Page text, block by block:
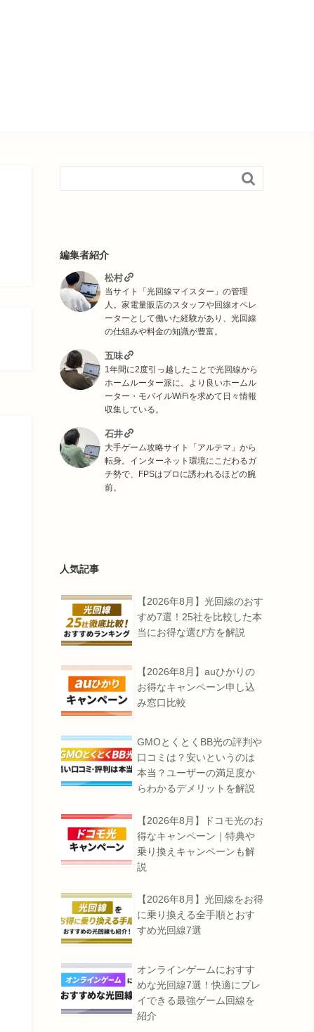

編集者紹介
松村
当サイト「光回線マイスター」の管理
人。家電量販店のスタッフや回線オペレ
ーターとして働いた経験があり、光回線
の仕組みや料金の知識が豊富。
五味
1年間に2度引っ越したことで光回線から
ホームルーター派に。より良いホームル
ーター・モバイルWiFiを求めて日々情報
収集している。
石井
大手ゲーム攻略サイト「アルテマ」から
転身。インターネット環境にこだわるガ
チ勢で、FPSはプロに誘われるほどの腕
前。
人気記事
【2026年8月】光回線のおす
すめ7選！25社を比較した本
当にお得な選び方を解説
【2026年8月】auひかりの
お得なキャンペーン申し込
み窓口比較
GMOとくとくBB光の評判や
口コミは？安いというのは
本当？ユーザーの満足度か
らわかるデメリットを解説
【2026年8月】ドコモ光のお
得なキャンペーン｜特典や
乗り換えキャンペーンも解
説
【2026年8月】光回線をお得
に乗り換える全手順とおす
すめ光回線7選
オンラインゲームにおすす
めな光回線7選！快適にプレ
イできる最強ゲーム回線を
紹介